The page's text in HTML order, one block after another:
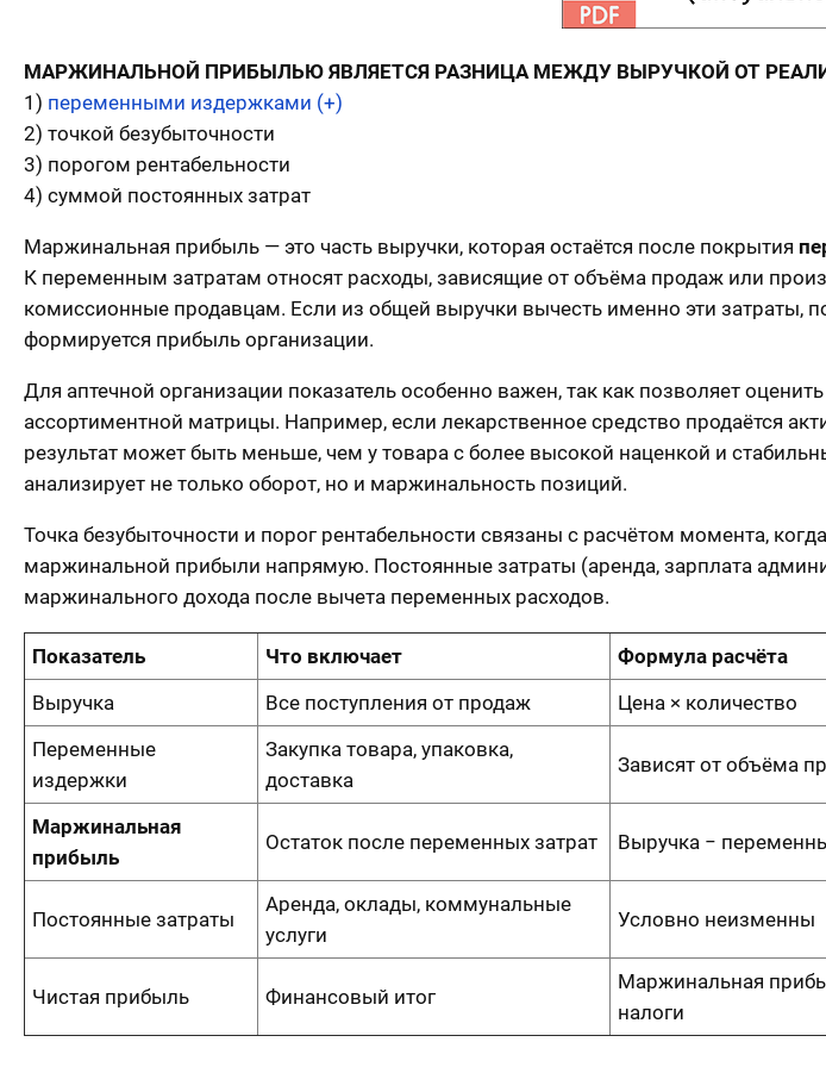
МАРЖИНАЛЬНОЙ ПРИБЫЛЬЮ ЯВЛЯЕТСЯ РАЗНИЦА МЕЖДУ ВЫРУЧКОЙ ОТ
1) переменными издержками (+)
2) точкой безубыточности
3) порогом рентабельности
4) суммой постоянных затрат
Маржинальная прибыль — это часть выручки, которая остаётся после покрытия
К переменным затратам относят расходы, зависящие от объёма продаж или
комиссионные продавцам. Если из общей выручки вычесть именно эти затраты,
формируется прибыль организации.
Для аптечной организации показатель особенно важен, так как позволяет
ассортиментной матрицы. Например, если лекарственное средство продаётся
результат может быть меньше, чем у товара с более высокой наценкой и
анализирует не только оборот, но и маржинальность позиций.
Точка безубыточности и порог рентабельности связаны с расчётом момента,
маржинальной прибыли напрямую. Постоянные затраты (аренда, зарплата
маржинального дохода после вычета переменных расходов.
Показатель Что включает Формула расчёта
Выручка
Все поступления от продаж Цена × количество
Переменные
издержки
Закупка товара, упаковка,
доставка
Зависят от объёма
Маржинальная
прибыль
Остаток после переменных затрат Выручка −
Постоянные затраты
Аренда, оклады, коммунальные
услуги
Условно неизменны
Чистая прибыль Финансовый итог
Маржинальная
налоги